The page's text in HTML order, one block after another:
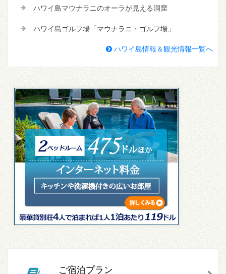
ハワイ島マウナラニのオーラが見える洞窟
ハワイ島ゴルフ場「マウナラニ・ゴルフ場」
ハワイ島情報＆観光情報一覧へ
ご宿泊プラン